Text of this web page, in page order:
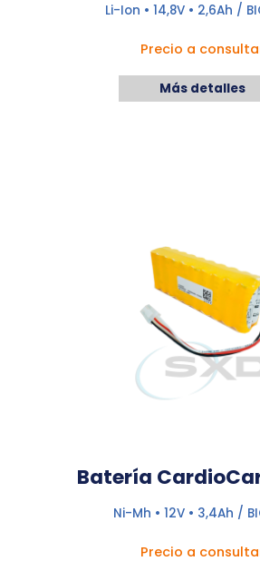
Li-Ion • 14,8V • 2,6Ah /
Precio a
Más detalles
Batería
Ni-Mh • 12V • 3,4Ah /
Precio a